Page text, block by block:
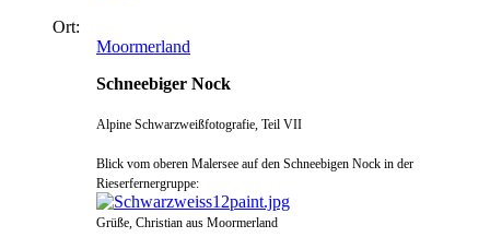
Ort:
Moormerland
Schneebiger Nock
Alpine Schwarzweißfotografie, Teil VII
Blick vom oberen Malersee auf den Schneebigen Nock in der
Rieserfernergruppe:
Grüße, Christian aus Moormerland